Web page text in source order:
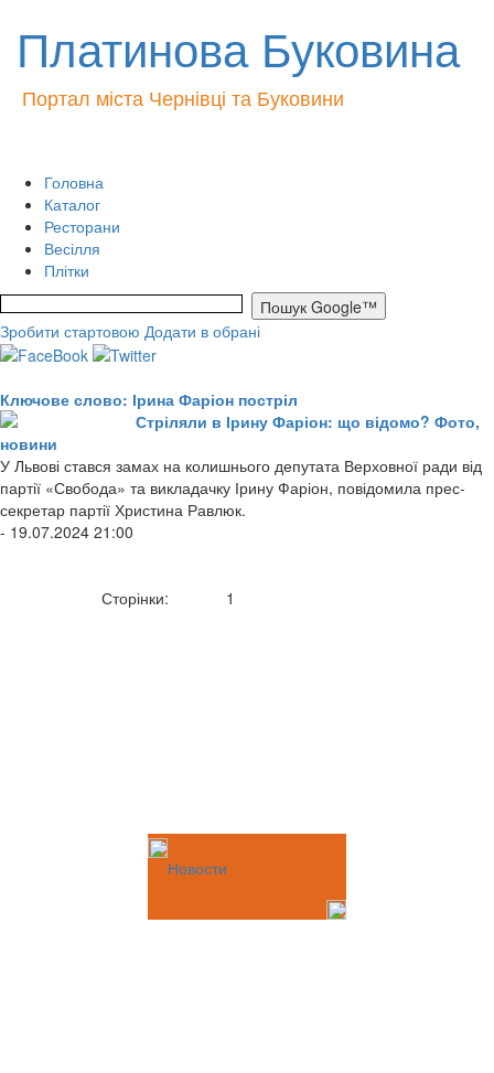
Платинова Буковина
Портал міста Чернівці та Буковини
Головна
Каталог
Ресторани
Весілля
Плітки
Зробити стартовою Додати в обрані
Ключове слово: Ірина Фаріон постріл
Стріляли в Ірину Фаріон: що відомо? Фото,
новини
У Львові стався замах на колишнього депутата Верховної ради від
партії «Свобода» та викладачку Ірину Фаріон, повідомила прес-
секретар партії Христина Равлюк.
- 19.07.2024 21:00
Сторінки: 1
Новости